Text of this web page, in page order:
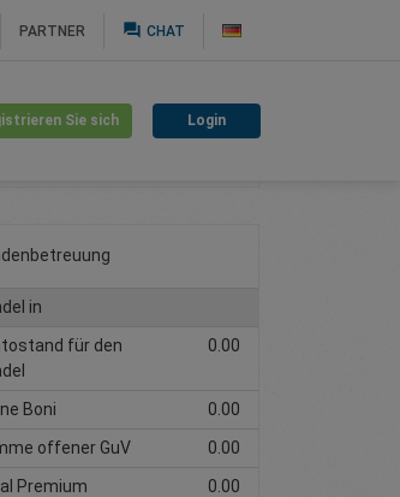
PARTNER question_answer CHAT
Sie sich Login
Handelskonto erstellen
in
für den
0.00
Boni
0.00
offener GuV
0.00
Premium
0.00